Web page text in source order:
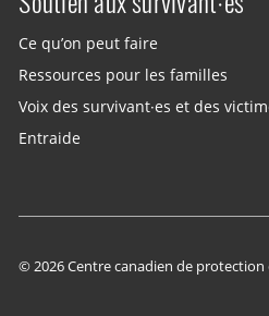
Ce qu’on peut faire
Ressources pour les familles
Voix des survivant·es et des
Entraide
© 2026 Centre canadien de protection